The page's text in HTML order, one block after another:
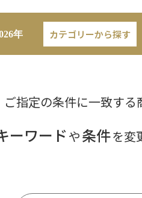
年 カテゴリーから探す
ご指定の条件に一致する
ーワードや条件を変